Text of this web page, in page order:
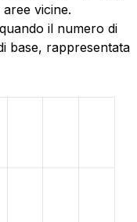
vicine.
il numero di
base, rappresentata